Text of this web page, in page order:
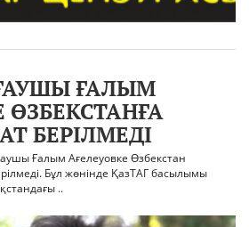
ҒАЛЫМ
ӨЗБЕКСТАНҒА
БЕРІЛМЕДІ
Ғалым Ағелеуовке Өзбекстан
Бұл жөнінде ҚазТАГ басылымы
..